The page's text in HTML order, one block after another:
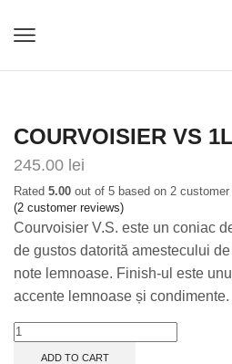
COURVOISIER VS 1L
245.00 lei
Rated 5.00 out of 5 based on 2 customer
(2 customer reviews)
Courvoisier V.S. este un coniac
de gustos datorită amestecului
note lemnoase. Finish-ul este
accente lemnoase și condimente.
Courvoisier
Vs
ADD TO CART